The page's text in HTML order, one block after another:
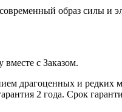
образ силы и
с Заказом.
драгоценных и редких
2 года. Срок